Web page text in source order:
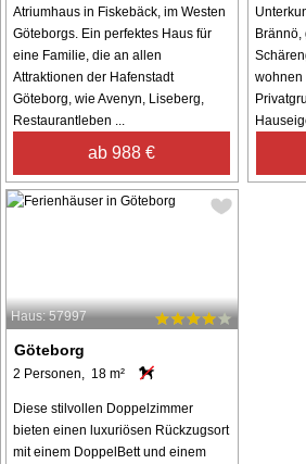
Atriumhaus in Fiskebäck, im Westen
Göteborgs. Ein perfektes Haus für
eine Familie, die an allen
Attraktionen der Hafenstadt
Göteborg, wie Avenyn, Liseberg,
Restaurantleben ...
ab 988 €
wohnen
Haus: 57997
Göteborg
2 Personen, 18 m²
Diese stilvollen Doppelzimmer
bieten einen luxuriösen Rückzugsort
mit einem DoppelBett und einem